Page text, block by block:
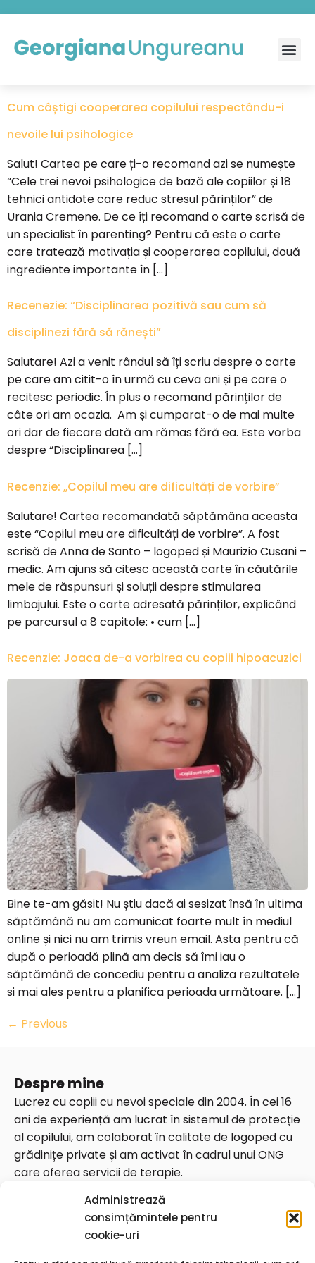
Administrează
consimțămintele pentru
cookie-uri
Cum câștigi cooperarea copilului respectându-i
nevoile lui psihologice
Salut! Cartea pe care ți-o recomand azi se numește
“Cele trei nevoi psihologice de bază ale copiilor și 18
tehnici antidote care reduc stresul părinților” de
Urania Cremene. De ce îți recomand o carte scrisă de
un specialist în parenting? Pentru că este o carte
care tratează motivația și cooperarea copilului, două
ingrediente importante în […]
Recenezie: “Disciplinarea pozitivă sau cum să
disciplinezi fără să rănești”
Salutare! Azi a venit rândul să îți scriu despre o carte
pe care am citit-o în urmă cu ceva ani și pe care o
recitesc periodic. În plus o recomand părinților de
câte ori am ocazia. Am și cumparat-o de mai multe
ori dar de fiecare dată am rămas fără ea. Este vorba
despre “Disciplinarea […]
Recenzie: „Copilul meu are dificultăți de vorbire”
Salutare! Cartea recomandată săptămâna aceasta
este “Copilul meu are dificultăți de vorbire”. A fost
scrisă de Anna de Santo – logoped și Maurizio Cusani –
medic. Am ajuns să citesc această carte în căutările
mele de răspunsuri și soluții despre stimularea
limbajului. Este o carte adresată părinților, explicând
pe parcursul a 8 capitole: • cum […]
Recenzie: Joaca de-a vorbirea cu copiii hipoacuzici
Bine te-am găsit! Nu știu dacă ai sesizat însă în ultima
săptămână nu am comunicat foarte mult în mediul
online și nici nu am trimis vreun email. Asta pentru că
după o perioadă plină am decis să îmi iau o
săptămână de concediu pentru a analiza rezultatele
si mai ales pentru a planifica perioada următoare. […]
← Previous
Despre mine
Lucrez cu copiii cu nevoi speciale din 2004. În cei 16
ani de experiență am lucrat în sistemul de protecție
al copilului, am colaborat în calitate de logoped cu
grădinițe private și am activat în cadrul unui ONG
care oferea servicii de terapie.
Telefon: 0764826675
contact@georgianaungureanu.ro